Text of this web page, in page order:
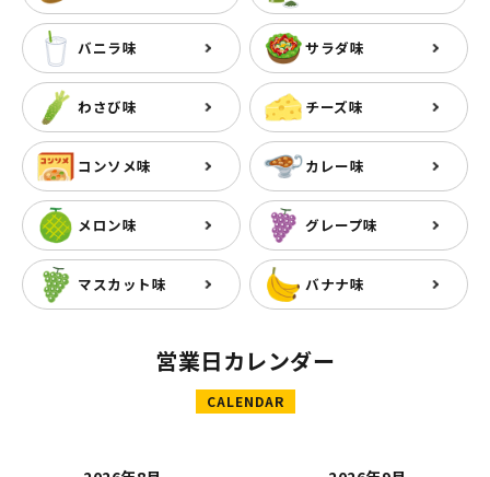
バニラ味 サラダ味
わさび味 チーズ味
コンソメ味 カレー味
メロン味 グレープ味
マスカット味 バナナ味
営業日カレンダー
CALENDAR